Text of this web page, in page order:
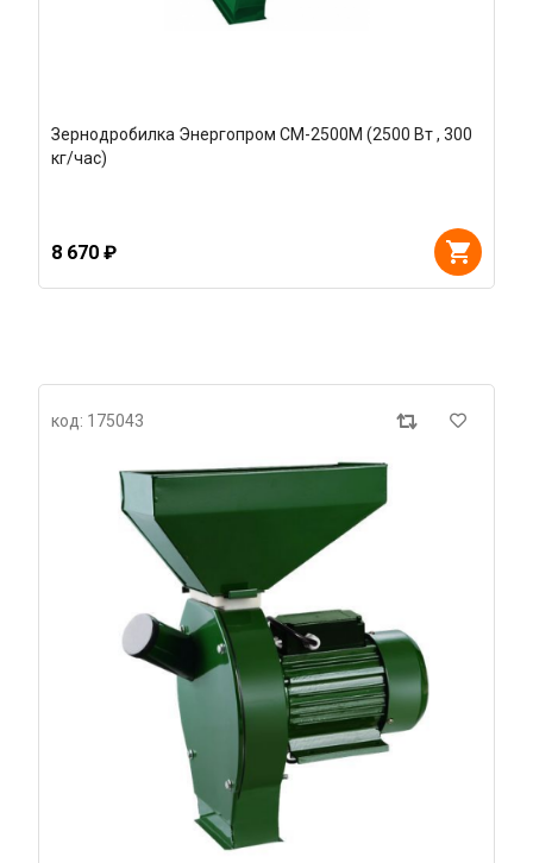
Зернодробилка Энергопром CM-2500М (2500 Вт , 300
кг/час)
8 670 ₽
код: 175043